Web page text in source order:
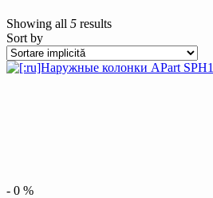
Showing all 5 results
Sort by
- 0 %